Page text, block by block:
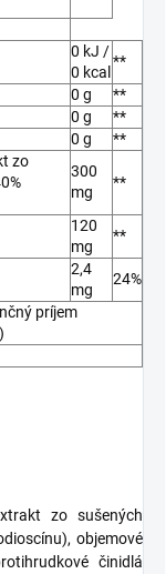
0 kJ /
0 kcal
**
0 g
**
0 g
**
0 g
**
zo
300
mg
**
120
mg
**
2,4
mg
24%
príjem
zo sušených
objemové
činidlá